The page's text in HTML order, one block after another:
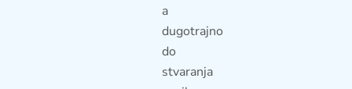
a
dugotrajno
do
stvaranja